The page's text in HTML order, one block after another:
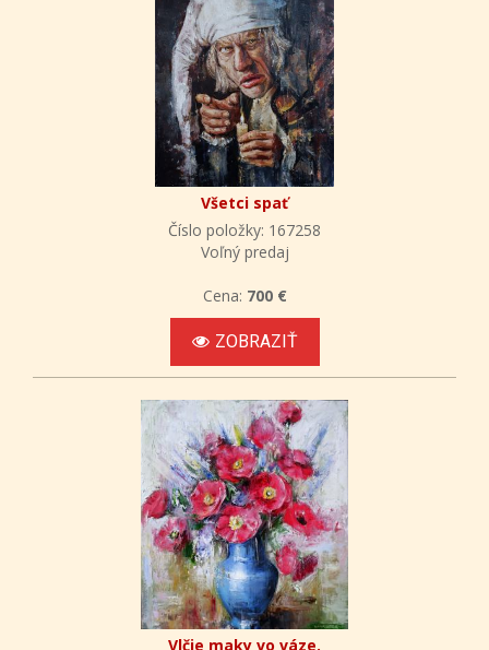
Všetci spať
Číslo položky: 167258
Voľný predaj
Cena: 700 €
ZOBRAZIŤ
Vlčie maky vo váze.